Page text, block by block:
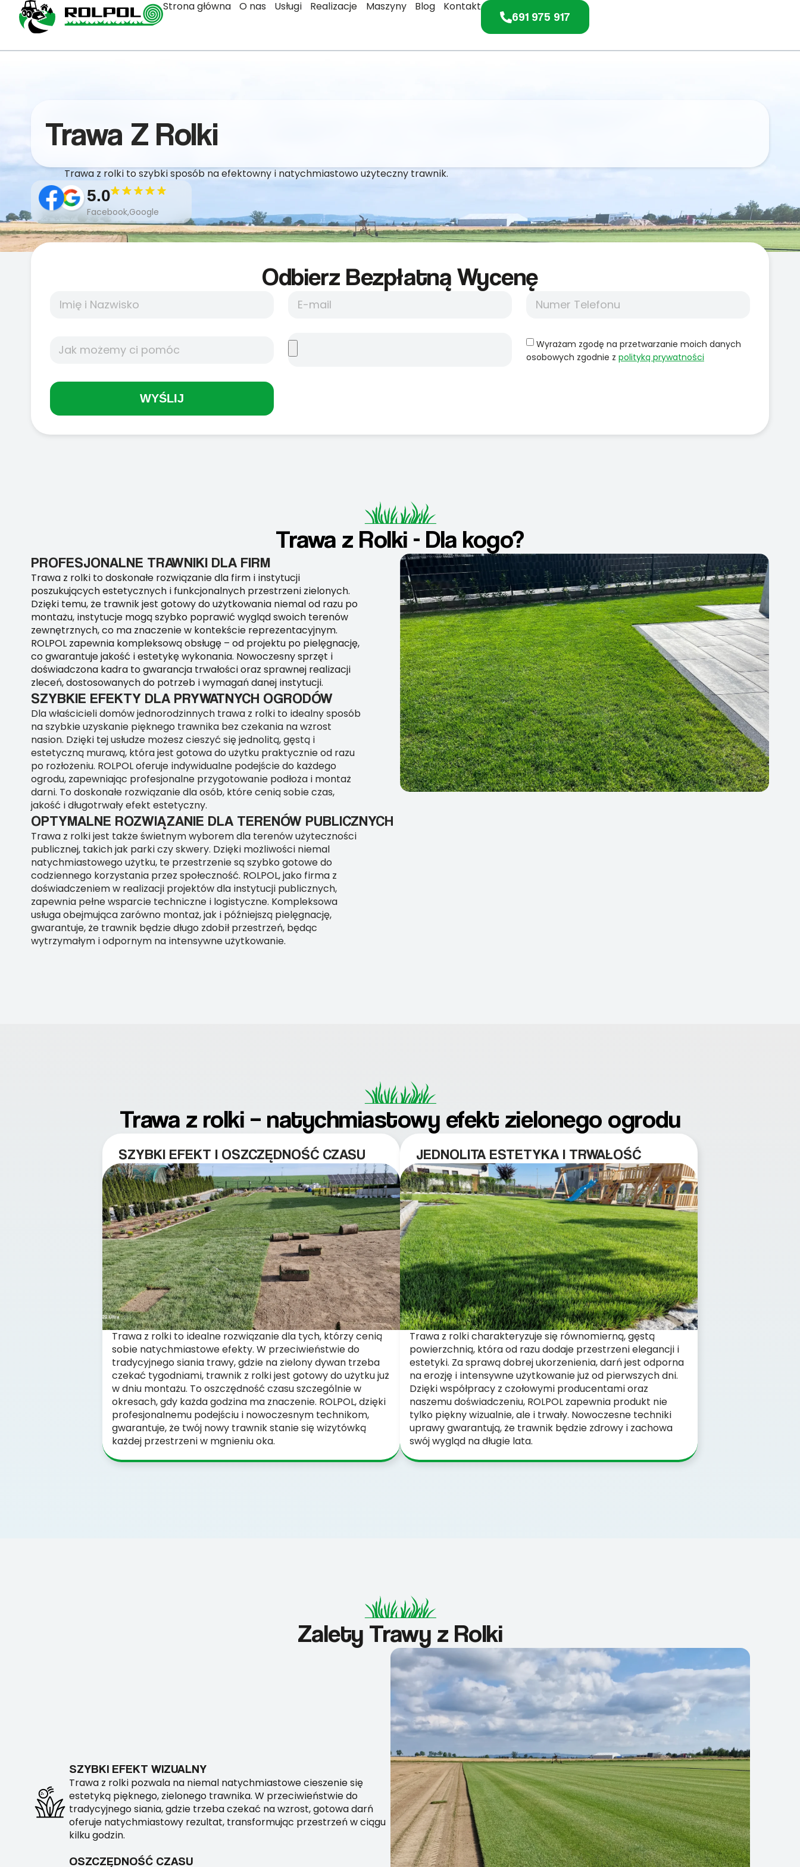
Strona główna O nas Usługi Realizacje Maszyny Blog Kontakt
691 975 917
Trawa Z Rolki
Trawa z rolki to szybki sposób na efektowny i natychmiastowo użyteczny trawnik.
5.0
Facebook,Google
Odbierz Bezpłatną Wycenę
Wyrażam zgodę na przetwarzanie moich danych
osobowych zgodnie z polityką prywatności
WYŚLIJ
Trawa z Rolki - Dla kogo?
PROFESJONALNE TRAWNIKI DLA FIRM
Trawa z rolki to doskonałe rozwiązanie dla firm i instytucji
poszukujących estetycznych i funkcjonalnych przestrzeni zielonych.
Dzięki temu, że trawnik jest gotowy do użytkowania niemal od razu po
montażu, instytucje mogą szybko poprawić wygląd swoich terenów
zewnętrznych, co ma znaczenie w kontekście reprezentacyjnym.
ROLPOL zapewnia kompleksową obsługę – od projektu po pielęgnację,
co gwarantuje jakość i estetykę wykonania. Nowoczesny sprzęt i
doświadczona kadra to gwarancja trwałości oraz sprawnej realizacji
zleceń, dostosowanych do potrzeb i wymagań danej instytucji.
SZYBKIE EFEKTY DLA PRYWATNYCH OGRODÓW
Dla właścicieli domów jednorodzinnych trawa z rolki to idealny sposób
na szybkie uzyskanie pięknego trawnika bez czekania na wzrost
nasion. Dzięki tej usłudze możesz cieszyć się jednolitą, gęstą i
estetyczną murawą, która jest gotowa do użytku praktycznie od razu
po rozłożeniu. ROLPOL oferuje indywidualne podejście do każdego
ogrodu, zapewniając profesjonalne przygotowanie podłoża i montaż
darni. To doskonałe rozwiązanie dla osób, które cenią sobie czas,
jakość i długotrwały efekt estetyczny.
OPTYMALNE ROZWIĄZANIE DLA TERENÓW PUBLICZNYCH
Trawa z rolki jest także świetnym wyborem dla terenów użyteczności
publicznej, takich jak parki czy skwery. Dzięki możliwości niemal
natychmiastowego użytku, te przestrzenie są szybko gotowe do
codziennego korzystania przez społeczność. ROLPOL, jako firma z
doświadczeniem w realizacji projektów dla instytucji publicznych,
zapewnia pełne wsparcie techniczne i logistyczne. Kompleksowa
usługa obejmująca zarówno montaż, jak i późniejszą pielęgnację,
gwarantuje, że trawnik będzie długo zdobił przestrzeń, będąc
wytrzymałym i odpornym na intensywne użytkowanie.
Trawa z rolki – natychmiastowy efekt zielonego ogrodu
SZYBKI EFEKT I OSZCZĘDNOŚĆ CZASU
Trawa z rolki to idealne rozwiązanie dla tych, którzy cenią
sobie natychmiastowe efekty. W przeciwieństwie do
tradycyjnego siania trawy, gdzie na zielony dywan trzeba
czekać tygodniami, trawnik z rolki jest gotowy do użytku już
w dniu montażu. To oszczędność czasu szczególnie w
okresach, gdy każda godzina ma znaczenie. ROLPOL, dzięki
profesjonalnemu podejściu i nowoczesnym technikom,
gwarantuje, że twój nowy trawnik stanie się wizytówką
każdej przestrzeni w mgnieniu oka.
JEDNOLITA ESTETYKA I TRWAŁOŚĆ
Trawa z rolki charakteryzuje się równomierną, gęstą
powierzchnią, która od razu dodaje przestrzeni elegancji i
estetyki. Za sprawą dobrej ukorzenienia, darń jest odporna
na erozję i intensywne użytkowanie już od pierwszych dni.
Dzięki współpracy z czołowymi producentami oraz
naszemu doświadczeniu, ROLPOL zapewnia produkt nie
tylko piękny wizualnie, ale i trwały. Nowoczesne techniki
uprawy gwarantują, że trawnik będzie zdrowy i zachowa
swój wygląd na długie lata.
Zalety Trawy z Rolki
SZYBKI EFEKT WIZUALNY
Trawa z rolki pozwala na niemal natychmiastowe cieszenie się
estetyką pięknego, zielonego trawnika. W przeciwieństwie do
tradycyjnego siania, gdzie trzeba czekać na wzrost, gotowa darń
oferuje natychmiastowy rezultat, transformując przestrzeń w ciągu
kilku godzin.
OSZCZĘDNOŚĆ CZASU